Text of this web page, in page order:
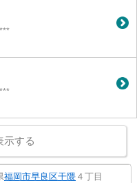
示する
福岡市早良区干隈 ４丁目